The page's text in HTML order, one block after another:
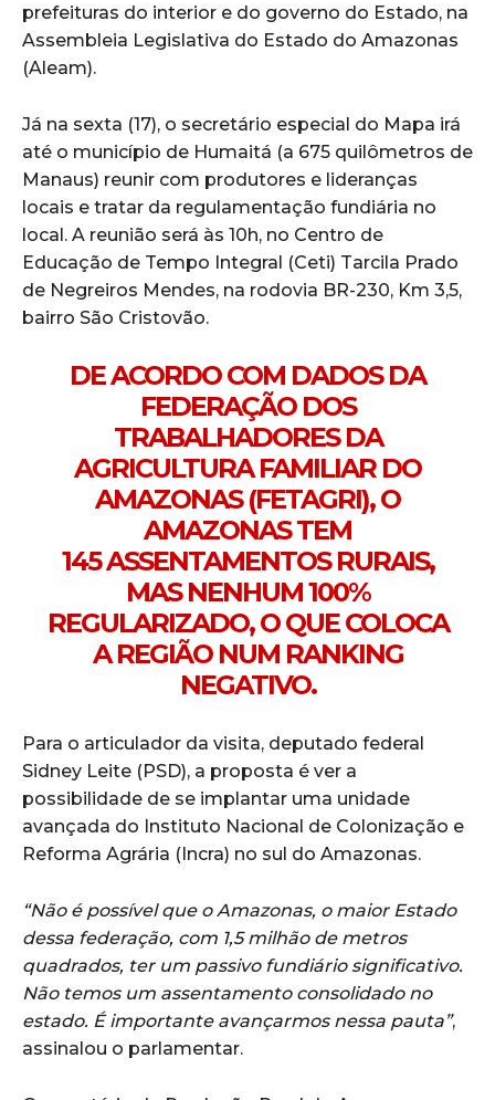
prefeituras do interior e do governo do Estado, na
Assembleia Legislativa do Estado do Amazonas
(Aleam).
Já na sexta (17), o secretário especial do Mapa irá
até o município de Humaitá (a 675 quilômetros de
Manaus) reunir com produtores e lideranças
locais e tratar da regulamentação fundiária no
local. A reunião será às 10h, no Centro de
Educação de Tempo Integral (Ceti) Tarcila Prado
de Negreiros Mendes, na rodovia BR-230, Km 3,5,
bairro São Cristovão.
DE ACORDO COM DADOS DA
FEDERAÇÃO DOS
TRABALHADORES DA
AGRICULTURA FAMILIAR DO
AMAZONAS (FETAGRI), O
AMAZONAS TEM
145 ASSENTAMENTOS RURAIS,
MAS NENHUM 100%
REGULARIZADO, O QUE COLOCA
A REGIÃO NUM RANKING
NEGATIVO.
Para o articulador da visita, deputado federal
Sidney Leite (PSD), a proposta é ver a
possibilidade de se implantar uma unidade
avançada do Instituto Nacional de Colonização e
Reforma Agrária (Incra) no sul do Amazonas.
“Não é possível que o Amazonas, o maior Estado
dessa federação, com 1,5 milhão de metros
quadrados, ter um passivo fundiário significativo.
Não temos um assentamento consolidado no
estado. É importante avançarmos nessa pauta”,
assinalou o parlamentar.